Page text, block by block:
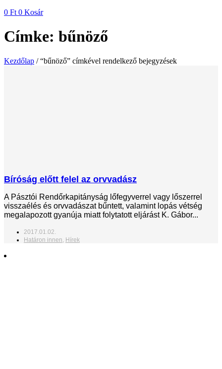
0 Ft 0 Kosár
Címke: bűnöző
Kezdőlap / “bűnöző” címkével rendelkező bejegyzések
Bíróság előtt felel az orvvadász
A Pásztói Rendőrkapitányság lőfegyverrel vagy lőszerrel
visszaélés és orvvadászat bűntett, valamint lopás vétség
megalapozott gyanúja miatt folytatott eljárást K. Gábor...
2017.01.02.
Határon innen, Hírek